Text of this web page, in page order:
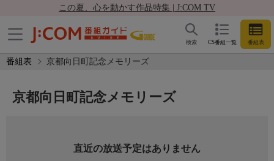
この夏、心を動かす作品特集 | J:COM TV
CS番組一覧 番組表
検索
番組表 京都向日町記念メモリーズ
京都向日町記念メモリーズ
直近の放送予定はありません